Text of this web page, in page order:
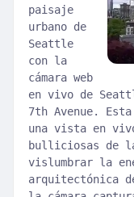
paisaje
urbano de
Seattle
con la
cámara web
en vivo de
7th Avenue.
una vista en
bulliciosas de
vislumbrar la
arquitectónica